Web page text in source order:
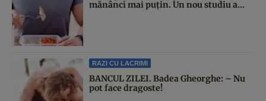
mănânci mai puțin. Un nou studiu a...
RAZI CU LACRIMI
BANCUL ZILEI. Badea Gheorghe: – Nu
pot face dragoste!